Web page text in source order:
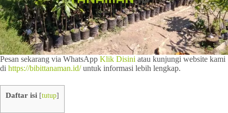
Pesan sekarang via WhatsApp Klik Disini atau kunjungi website kami
di https://bibittanaman.id/untuk informasi lebih lengkap.
Daftar isi [tutup]